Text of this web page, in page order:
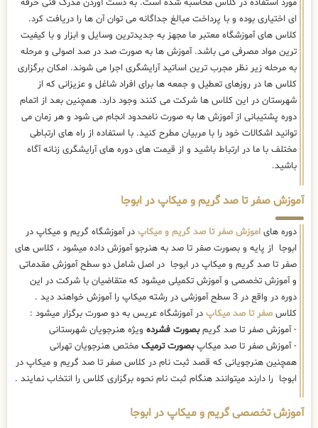
مورد استفاده در کلاس محاسبه شده است. به دست آوردن مدرک فنی حرفه
ای اختیاری بوده و با پرداخت مبالغ جداگانه می توان آن ها را دریافت کرد.
کلاس های آموزشگاه معتبر ما مجهز به جدیدترین وسایل و ابزار و با کیفیت
ترین مواد مصرفی می باشد. آموزش ها به صورت صد در صد اصولی و مرحله
به مرحله زیر نظر مجرب ترین اساتید آرایشگری اجرا می شوند. امکان برگزاری
کلاس ها در روزهای تعطیل و جمعه ها برای افراد شاغل و عزیزانی که از
شهرستان در این کلاس ها شرکت می کنند وجود دارد. همچنین بعد از اتمام
دوره پشتیبانی از آموزش ها به صورت نامحدود انجام می شود و هر زمان می
توانید اشکالات خود را با مربیان مطرح کنید. با استفاده از راه های ارتباطی
مختلف با ما در ارتباط باشید و از قیمت های دوره های آرایشگری زنانه آگاه
باشید.
آموزش صفر تا صد گریم و میکاپ در ابوجا
دوره های اموزش صفر تا صد گریم و میکاپ در آموزشگاه گریم و میکاپ در
ابوجا از پایه و بصورت صفر تا صد به هنرجو آموزش داده میشود ، کلاس های
صفر تا صد گریم و میکاپ در ابوجا در اصل شامل دو سطح آموزش مقدماتی
و آموزش تخصصی و آموزش تکمیلی میشود که متقاضیان با شرکت در این
دوره در واقع در 3 سطح آموزشی در رشته میکاپ را آموزش خواهند دید .
کلاسصفر تا صد میکاپ در آموزشگاه عریس به دو صورت برگزار میشود :
- آموزش صفر تا صد گریمبصورت فشرده ویژه هنرجویان شهرستانی
- آموزش صفر تا صد میکاپبصورت ترمیک مختص هنرجویان تهرانی
همچنین هنرجویانی که قصد ثبت نام در کلاس صفر تا صد گریم و میکاپ در
ابوجا را دارند میتوانند هنگام ثبت نام نحوه برگزاری کلاس را انتخاب نمایند .
آموزش تخصصی گریم و میکاپ در ابوجا